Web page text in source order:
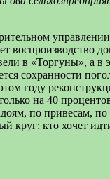
воспроизводство
в «Торгуны», а в
сохранности
году
на 40
по привесам,
круг: кто хочет